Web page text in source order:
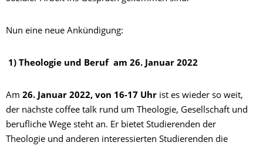
Nun eine neue Ankündigung:
1) Theologie und Beruf am 26. Januar 2022
Am 26. Januar 2022, von 16-17 Uhr ist es wieder so weit,
der nächste coffee talk rund um Theologie, Gesellschaft und
berufliche Wege steht an. Er bietet Studierenden der
Theologie und anderen interessierten Studierenden die